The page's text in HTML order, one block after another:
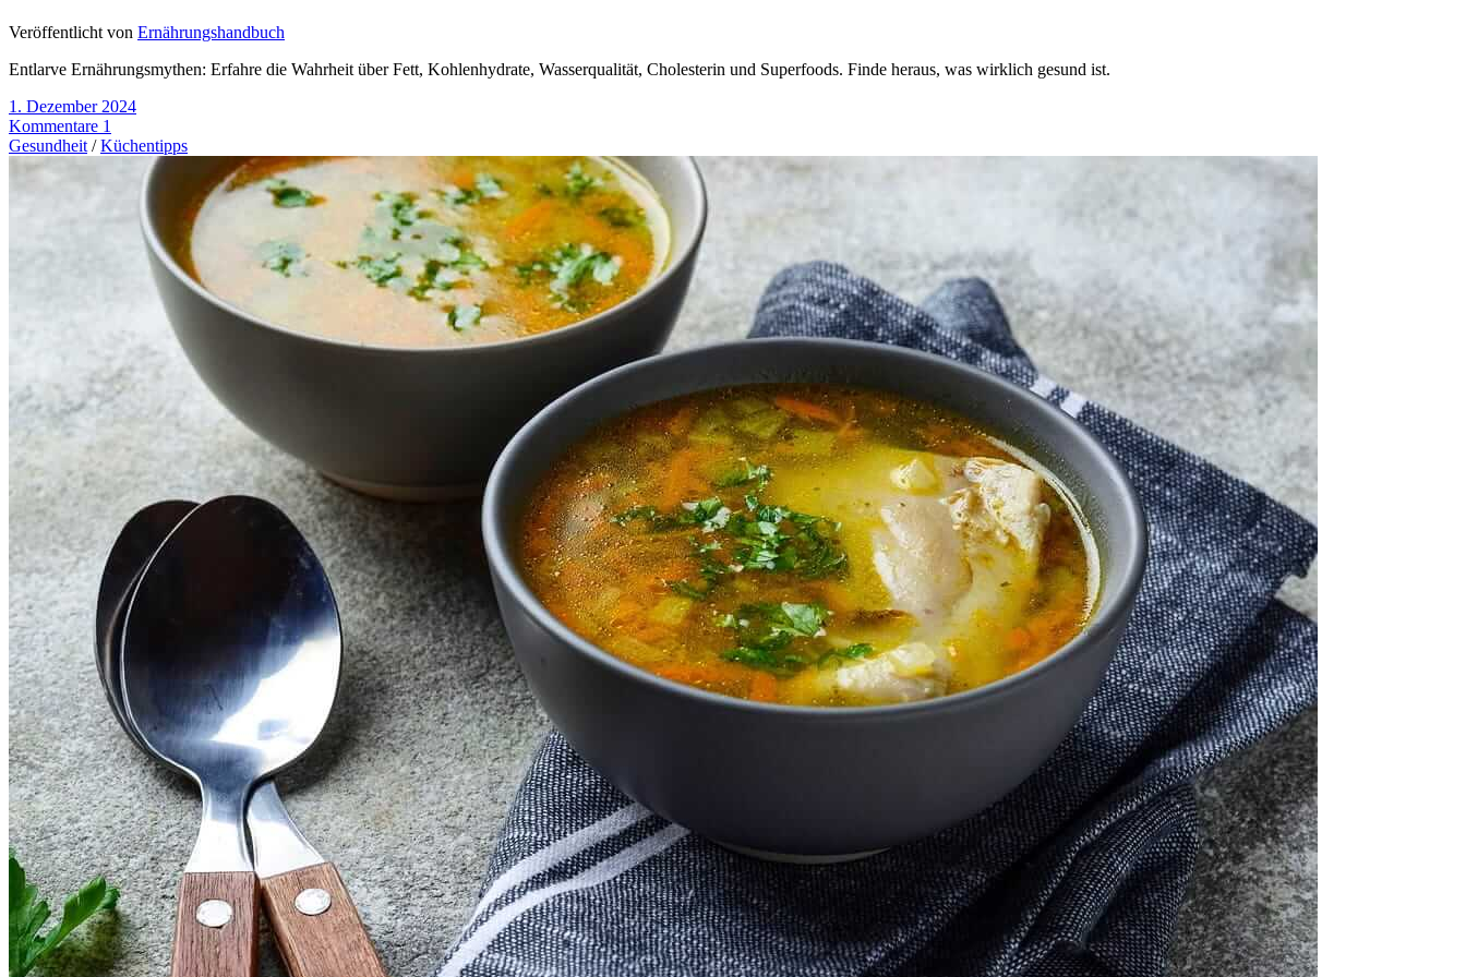
Veröffentlicht von Ernährungshandbuch
Entlarve Ernährungsmythen: Erfahre die Wahrheit über Fett, Kohlenhydrate, Wasserqualität, Cholesterin und Superfoods. Finde heraus, was wirklich gesund ist.
1. Dezember 2024
Kommentare 1
Gesundheit /Küchentipps